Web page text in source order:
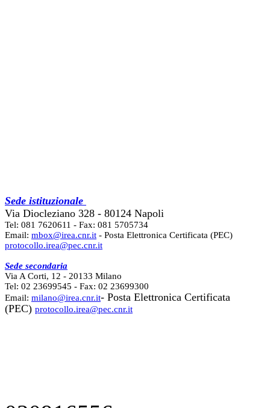
Sede istituzionale
Via Diocleziano 328 - 80124 Napoli
Tel: 081 7620611 - Fax: 081 5705734
Email: mbox@irea.cnr.it - Posta Elettronica Certificata (PEC)
protocollo.irea@pec.cnr.it
Sede secondaria
Via A Corti, 12 - 20133 Milano
Tel: 02 23699545 - Fax: 02 23699300
Email: milano@irea.cnr.it- Posta Elettronica Certificata
(PEC) protocollo.irea@pec.cnr.it